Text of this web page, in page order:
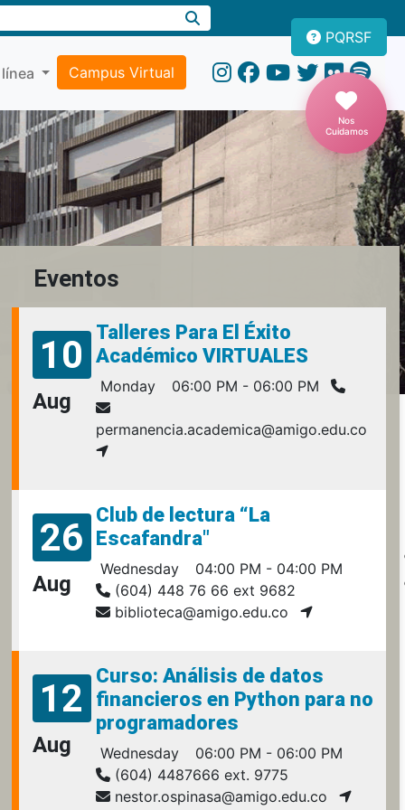
Campus Virtual
PQRSF
Nos
Cuidamos
Eventos
10
Aug
Talleres Para El Éxito
Académico VIRTUALES
Monday 06:00 PM - 06:00 PM
permanencia.academica@amigo.edu.co
26
Aug
Club de lectura “La
Escafandra"
Wednesday
04:00 PM - 04:00 PM
(604) 448 76 66 ext 9682
biblioteca@amigo.edu.co
12
Aug
Curso: Análisis de datos
financieros en Python para no
programadores
Wednesday
06:00 PM - 06:00 PM
(604) 4487666 ext. 9775
nestor.ospinasa@amigo.edu.co